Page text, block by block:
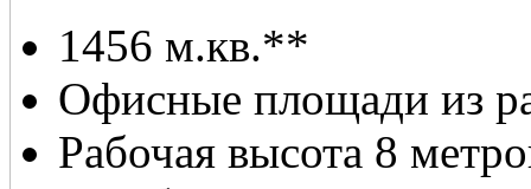
1456 м.кв.**
Офисные площади из
Рабочая высота 8